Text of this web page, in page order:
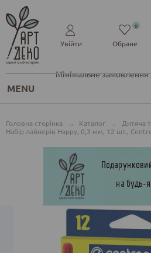
Мінімальне замовлення
Увійти Обране
0
MENU
Головна сторінка → Каталог → Дитяча
Набір лайнерів Happy, 0,3 мм, 12 шт.,